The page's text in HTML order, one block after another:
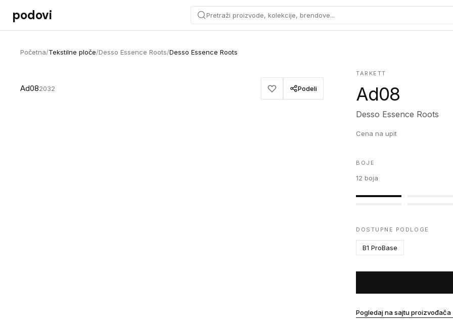
Preskoči na sadržaj
podovi Pretraži proizvode, kolekcije, brendove...
Početna/Tekstilne ploče/Desso Essence Roots/Desso Essence Roots
Ad082032 Podeli
TARKETT
Ad08
Desso Essence Roots
Cena na upit
BOJE
12 boja
DOSTUPNE PODLOGE
B1 ProBase
Pogledaj na sajtu proizvođača